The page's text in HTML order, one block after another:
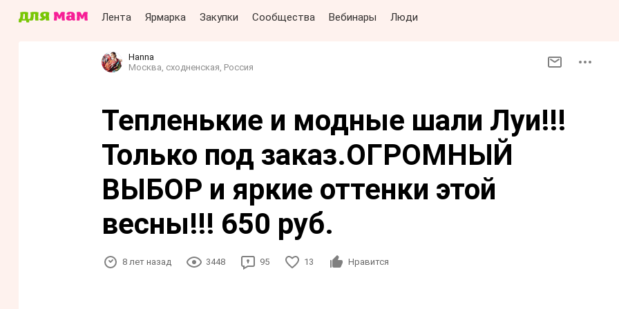
Лента Ярмарка Закупки Сообщества Вебинары Люди
Нanna
Москва, сходненская, Россия
Тепленькие и модные шали Луи!!!
Только под заказ.ОГРОМНЫЙ
ВЫБОР и яркие оттенки этой
весны!!! 650 руб.
8 лет назад 3448 95 13 Нравится